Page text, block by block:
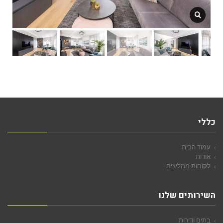
כללי
עמוד הבית
אודות
לקוחות ממליצים
השירותים שלנו
בתים ודירות